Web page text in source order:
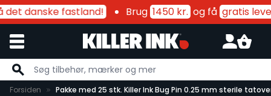
danske fastland! Brug1450 kr.og fågratis
Skip to Content
Forsiden Pakke med 25 stk. Killer Ink Bug Pin 0.25 mm sterile